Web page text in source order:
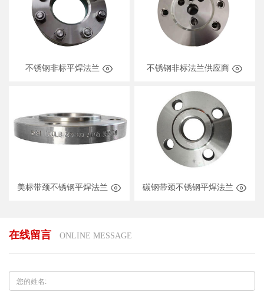
不锈钢非标平焊法兰 不锈钢非标法兰供应商
美标带颈不锈钢平焊法兰 碳钢带颈不锈钢平焊法兰
在线留言 ONLINE MESSAGE